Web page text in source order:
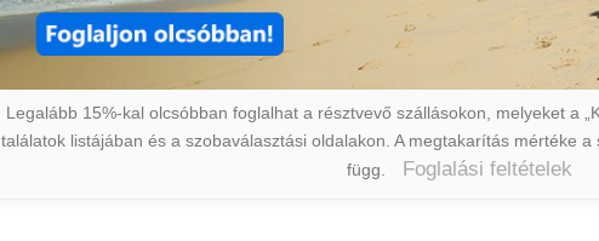
Legalább 15%-kal olcsóbban foglalhat a résztvevő szállásokon, melyeket a
találatok listájában és a szobaválasztási oldalakon. A megtakarítás mértéke
függ.
Foglalási feltételek